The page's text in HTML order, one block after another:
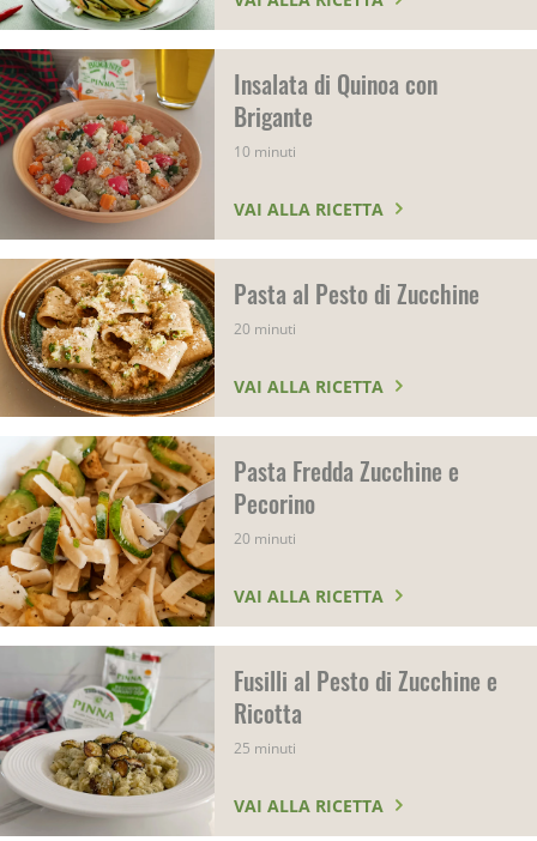
Insalata di Quinoa con
Brigante
10 minuti
VAI ALLA RICETTA
Pasta al Pesto di Zucchine
20 minuti
VAI ALLA RICETTA
Pasta Fredda Zucchine e
Pecorino
20 minuti
VAI ALLA RICETTA
Fusilli al Pesto di Zucchine e
Ricotta
25 minuti
VAI ALLA RICETTA